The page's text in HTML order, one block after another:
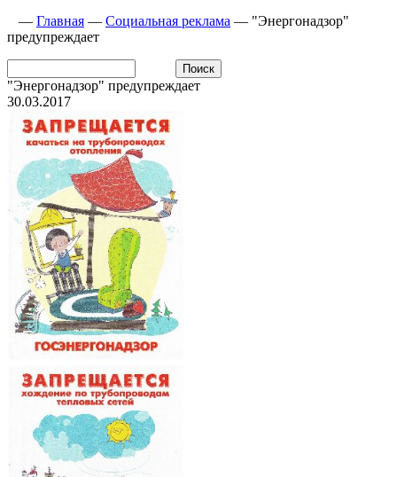
— Главная — Социальная реклама — "Энергонадзор"
предупреждает
"Энергонадзор" предупреждает
30.03.2017